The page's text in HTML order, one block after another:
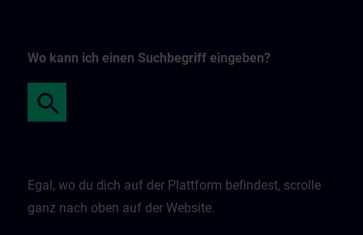
Wo kann ich einen Suchbegriff eingeben?
Egal, wo du dich auf der Plattform befindest, scrolle
ganz nach oben auf der Website.